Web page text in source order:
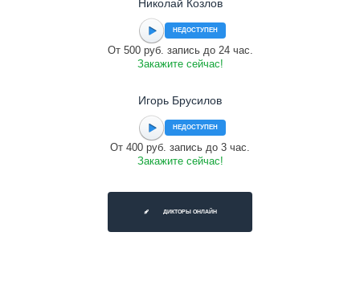
Николай Козлов
НЕДОСТУПЕН
От 500 руб. запись до 24 час.
Закажите сейчас!
Игорь Брусилов
НЕДОСТУПЕН
От 400 руб. запись до 3 час.
Закажите сейчас!
ДИКТОРЫ ОНЛАЙН